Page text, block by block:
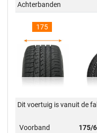
Achterbanden
175
Dit voertuig is vanuit de
Voorband
175/